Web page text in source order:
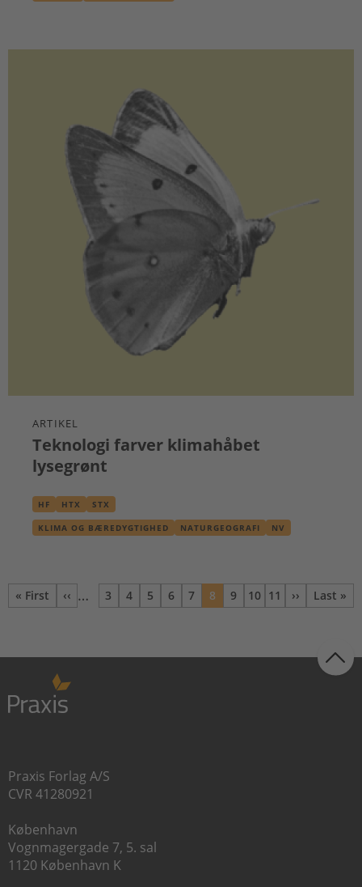
ARTIKEL
Teknologi farver klimahåbet
lysegrønt
HF HTX STX
KLIMA OG BÆREDYGTIGHED NATURGEOGRAFI
NV
Første side
« First
Forrige
‹‹ … Side
3 Side
4 Side
5 Side
6 Side
7
Nuværende
8 Side
9 Side
10 Side
11
Næste
›› Last »
Praxis Forlag A/S
CVR 41280921
København
Vognmagergade 7, 5. sal
1120 København K